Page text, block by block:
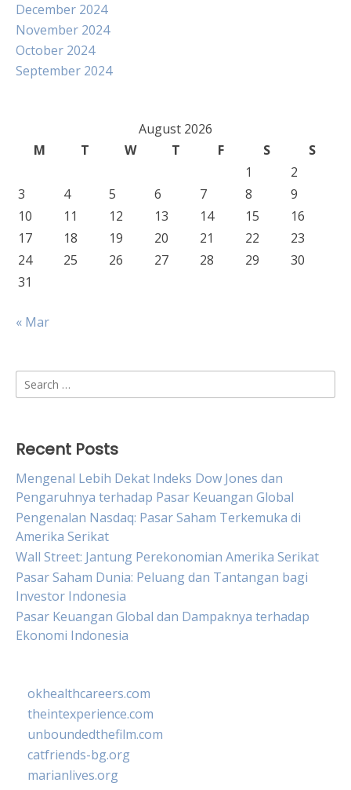
December 2024
November 2024
October 2024
September 2024
August 2026
M
T W T F S
S
1
2
3
4 5 6 7 8
9
10
11 12 13 14 15
16
17
18 19 20 21 22
23
24
25 26 27 28 29
30
31
« Mar
Search
for:
Recent Posts
Mengenal Lebih Dekat Indeks Dow Jones dan
Pengaruhnya terhadap Pasar Keuangan Global
Pengenalan Nasdaq: Pasar Saham Terkemuka di
Amerika Serikat
Wall Street: Jantung Perekonomian Amerika Serikat
Pasar Saham Dunia: Peluang dan Tantangan bagi
Investor Indonesia
Pasar Keuangan Global dan Dampaknya terhadap
Ekonomi Indonesia
okhealthcareers.com
theintexperience.com
unboundedthefilm.com
catfriends-bg.org
marianlives.org